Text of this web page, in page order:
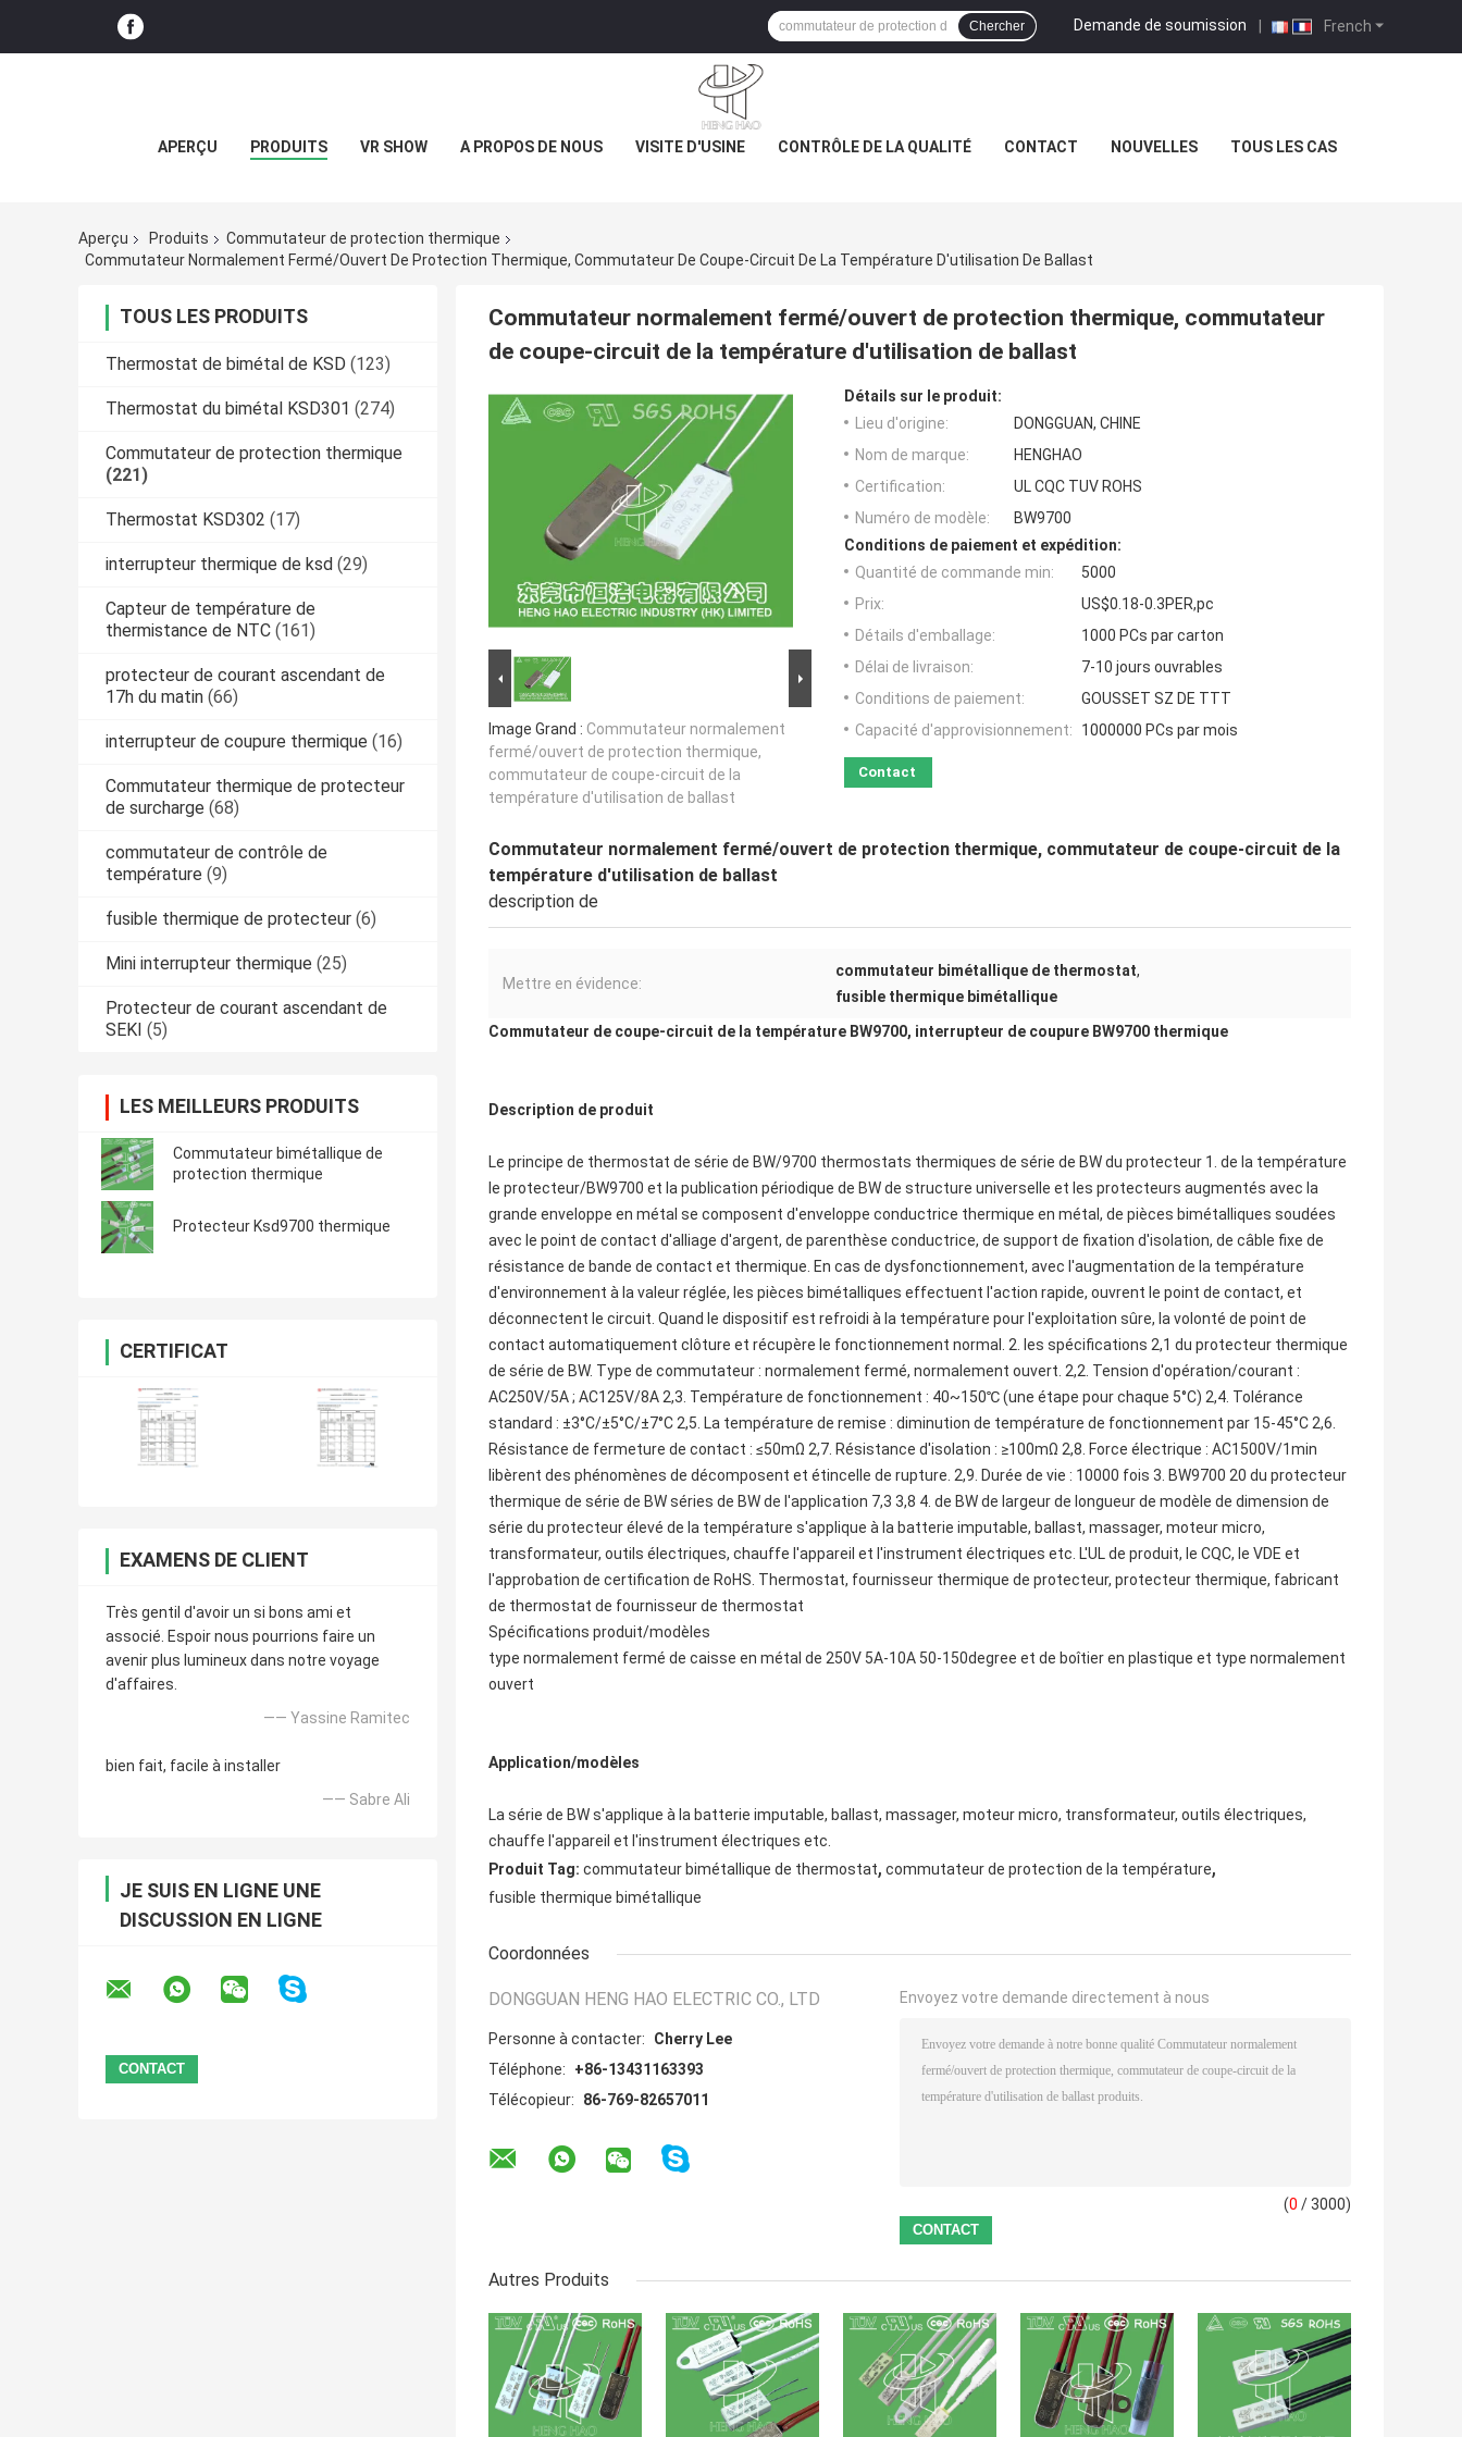
French
Demande de soumission |
Chercher
APERÇU PRODUITS VR SHOW A PROPOS DE NOUS VISITE D'USINE CONTRÔLE DE LA QUALITÉ CONTACT NOUVELLES TOUS LES CAS
Aperçu Produits
Commutateur de protection thermique
Commutateur Normalement Fermé/ouvert De Protection Thermique, Commutateur De Coupe-Circuit De La Température D'utilisation De Ballast
TOUS LES PRODUITS
Thermostat de bimétal de KSD (123)
Thermostat du bimétal KSD301 (274)
Commutateur de protection thermique
(221)
Thermostat KSD302 (17)
interrupteur thermique de ksd (29)
Capteur de température de
thermistance de NTC (161)
protecteur de courant ascendant de
17h du matin (66)
interrupteur de coupure thermique (16)
Commutateur thermique de protecteur
de surcharge (68)
commutateur de contrôle de
température (9)
fusible thermique de protecteur (6)
Mini interrupteur thermique (25)
Protecteur de courant ascendant de
SEKI (5)
LES MEILLEURS PRODUITS
Commutateur bimétallique de
protection thermique
Protecteur Ksd9700 thermique
CERTIFICAT
EXAMENS DE CLIENT
Très gentil d'avoir un si bons ami et
associé. Espoir nous pourrions faire un
avenir plus lumineux dans notre voyage
d'affaires.
—— Yassine Ramitec
bien fait, facile à installer
—— Sabre Ali
JE SUIS EN LIGNE UNE
DISCUSSION EN LIGNE
Commutateur normalement fermé/ouvert de protection thermique, commutateur
de coupe-circuit de la température d'utilisation de ballast
Image Grand : Commutateur normalement
fermé/ouvert de protection thermique,
commutateur de coupe-circuit de la
température d'utilisation de ballast
Détails sur le produit:
Lieu d'origine:
DONGGUAN, CHINE
Nom de marque:
HENGHAO
Certification:
UL CQC TUV ROHS
Numéro de modèle:
BW9700
Conditions de paiement et expédition:
Quantité de commande min:
5000
Prix:
US$0.18-0.3PER,pc
Détails d'emballage:
1000 PCs par carton
Délai de livraison:
7-10 jours ouvrables
Conditions de paiement:
GOUSSET SZ DE TTT
Capacité d'approvisionnement:
1000000 PCs par mois
Contact
Commutateur normalement fermé/ouvert de protection thermique, commutateur de coupe-circuit de la
température d'utilisation de ballast
description de
Mettre en évidence:
commutateur bimétallique de thermostat,
fusible thermique bimétallique
Commutateur de coupe-circuit de la température BW9700, interrupteur de coupure BW9700 thermique
Description de produit
Le principe de thermostat de série de BW/9700 thermostats thermiques de série de BW du protecteur 1. de la température
le protecteur/BW9700 et la publication périodique de BW de structure universelle et les protecteurs augmentés avec la
grande enveloppe en métal se composent d'enveloppe conductrice thermique en métal, de pièces bimétalliques soudées
avec le point de contact d'alliage d'argent, de parenthèse conductrice, de support de fixation d'isolation, de câble fixe de
résistance de bande de contact et thermique. En cas de dysfonctionnement, avec l'augmentation de la température
d'environnement à la valeur réglée, les pièces bimétalliques effectuent l'action rapide, ouvrent le point de contact, et
déconnectent le circuit. Quand le dispositif est refroidi à la température pour l'exploitation sûre, la volonté de point de
contact automatiquement clôture et récupère le fonctionnement normal. 2. les spécifications 2,1 du protecteur thermique
de série de BW. Type de commutateur : normalement fermé, normalement ouvert. 2,2. Tension d'opération/courant :
AC250V/5A ; AC125V/8A 2,3. Température de fonctionnement : 40~150℃ (une étape pour chaque 5°C) 2,4. Tolérance
standard : ±3°C/±5°C/±7°C 2,5. La température de remise : diminution de température de fonctionnement par 15-45°C 2,6.
Résistance de fermeture de contact : ≤50mΩ 2,7. Résistance d'isolation : ≥100mΩ 2,8. Force électrique : AC1500V/1min
libèrent des phénomènes de décomposent et étincelle de rupture. 2,9. Durée de vie : 10000 fois 3. BW9700 20 du protecteur
thermique de série de BW séries de BW de l'application 7,3 3,8 4. de BW de largeur de longueur de modèle de dimension de
série du protecteur élevé de la température s'applique à la batterie imputable, ballast, massager, moteur micro,
transformateur, outils électriques, chauffe l'appareil et l'instrument électriques etc. L'UL de produit, le CQC, le VDE et
l'approbation de certification de RoHS. Thermostat, fournisseur thermique de protecteur, protecteur thermique, fabricant
de thermostat de fournisseur de thermostat
Spécifications produit/modèles
type normalement fermé de caisse en métal de 250V 5A-10A 50-150degree et de boîtier en plastique et type normalement
ouvert
Application/modèles
La série de BW s'applique à la batterie imputable, ballast, massager, moteur micro, transformateur, outils électriques,
chauffe l'appareil et l'instrument électriques etc.
Produit Tag: commutateur bimétallique de thermostat, commutateur de protection de la température,
fusible thermique bimétallique
Coordonnées
DONGGUAN HENG HAO ELECTRIC CO., LTD
Personne à contacter:
Cherry Lee
Téléphone:
+86-13431163393
Télécopieur:
86-769-82657011
Envoyez votre demande directement à nous
(0 / 3000)
Autres Produits